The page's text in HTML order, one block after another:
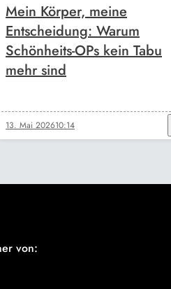
Mein Körper, meine
Entscheidung: Warum
Schönheits-OPs kein Tabu
mehr sind
13. Mai 202610:14
von: